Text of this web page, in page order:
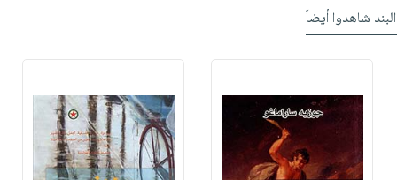
شاهدوا أيضاً